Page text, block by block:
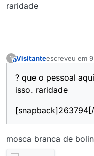
raridade
?This user is from outside of this forum
Visitanteescreveu em
última edição
? que o pessoal
isso. raridade
mosca branca de